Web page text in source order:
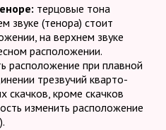
терцовые тона
звуке (тенора) стоит
на верхнем звуке
расположении.
расположение при плавной
трезвучий кварто-
скачков, кроме скачков
изменить расположение